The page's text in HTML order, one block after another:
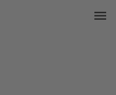
menu